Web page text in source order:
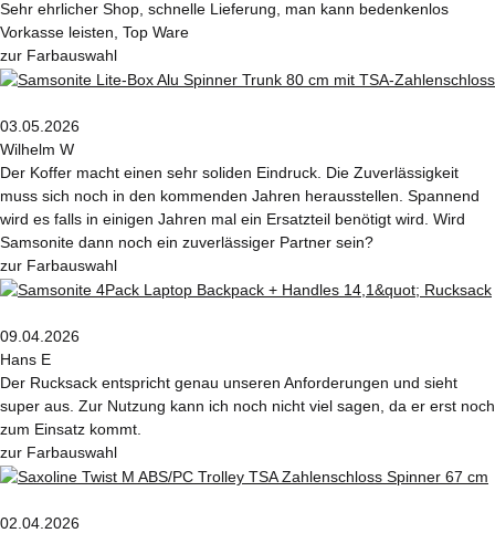
Sehr ehrlicher Shop, schnelle Lieferung, man kann bedenkenlos
Vorkasse leisten, Top Ware
zur Farbauswahl
03.05.2026
Wilhelm W
Der Koffer macht einen sehr soliden Eindruck. Die Zuverlässigkeit
muss sich noch in den kommenden Jahren herausstellen. Spannend
wird es falls in einigen Jahren mal ein Ersatzteil benötigt wird. Wird
Samsonite dann noch ein zuverlässiger Partner sein?
zur Farbauswahl
09.04.2026
Hans E
Der Rucksack entspricht genau unseren Anforderungen und sieht
super aus. Zur Nutzung kann ich noch nicht viel sagen, da er erst noch
zum Einsatz kommt.
zur Farbauswahl
02.04.2026